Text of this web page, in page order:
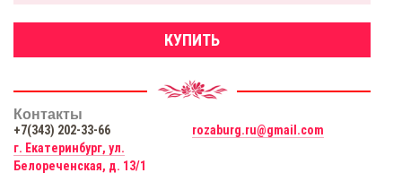
КУПИТЬ
Контакты
+7(343) 202-33-66
rozaburg.ru@gmail.com
г. Екатеринбург, ул.
Белореченская, д. 13/1